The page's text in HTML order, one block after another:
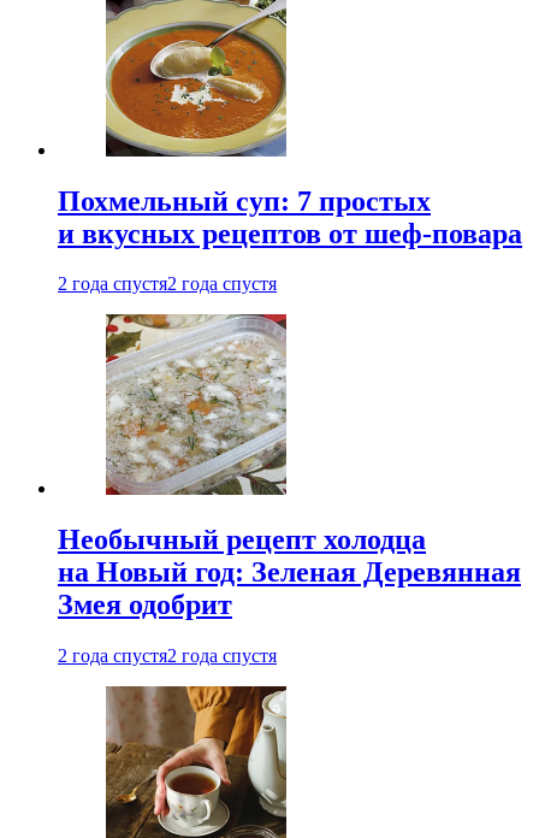
Похмельный суп: 7 простых
и вкусных рецептов от шеф-повара
2 года спустя2 года спустя
Необычный рецепт холодца
на Новый год: Зеленая Деревянная
Змея одобрит
2 года спустя2 года спустя